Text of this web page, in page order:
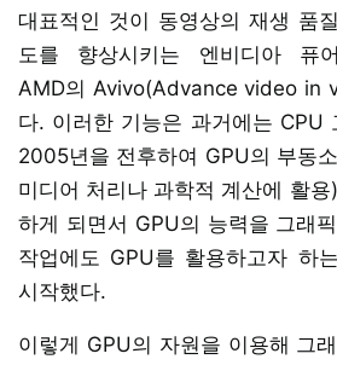
대표적인 것이 동영상의 재생 품
도를 향상시키는 엔비디아 퓨
AMD의 Avivo(Advance video in
다. 이러한 기능은 과거에는 CPU
2005년을 전후하여 GPU의 부동
미디어 처리나 과학적 계산에 활
하게 되면서 GPU의 능력을 그래
작업에도 GPU를 활용하고자 하
시작했다.
이렇게 GPU의 자원을 이용해 그